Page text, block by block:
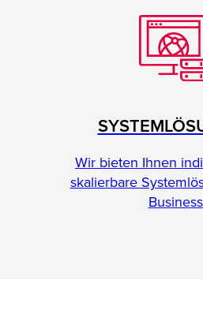
Wir bieten Ihnen
skalierbare